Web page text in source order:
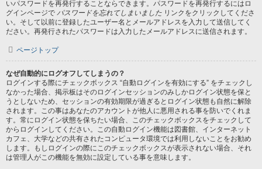
いパスワードを再発行することならできます。パスワードを再発行するにはロ
グインページで パスワードを忘れてしまいました リンクをクリックしてくださ
い。そして以前に登録したユーザー名とメールアドレスを入力して送信してく
ださい。再発行されたパスワードは入力したメールアドレスに送信されます。
ページトップ
なぜ自動的にログオフしてしまうの？
ログインする際にチェックボックス “自動ログインを有効にする” をチェックし
なかった場合、掲示板はそのログインセッションのみしかログイン状態を保と
うとしないため、セッションの有効期限が過ぎるとログイン状態も自然に解除
されます。この事はあなたのアカウントが他人に悪用される事を防いでくれま
す。常にログイン状態を保ちたい場合、このチェックボックスをチェックして
からログインしてください。この自動ログイン機能は図書館、インターネット
カフェ、大学などの共有されたコンピュータ環境では利用しないことをお勧め
します。もしログインの際にこのチェックボックスが表示されない場合、それ
は管理人がこの機能を無効に設定している事を意味します。